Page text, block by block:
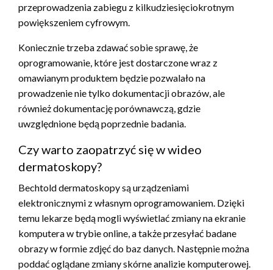
przeprowadzenia zabiegu z kilkudziesięciokrotnym
powiększeniem cyfrowym.
Koniecznie trzeba zdawać sobie sprawę, że
oprogramowanie, które jest dostarczone wraz z
omawianym produktem będzie pozwalało na
prowadzenie nie tylko dokumentacji obrazów, ale
również dokumentację porównawczą, gdzie
uwzględnione będą poprzednie badania.
Czy warto zaopatrzyć się w wideo
dermatoskopy?
Bechtold dermatoskopy są urządzeniami
elektronicznymi z własnym oprogramowaniem. Dzięki
temu lekarze będą mogli wyświetlać zmiany na ekranie
komputera w trybie online, a także przesyłać badane
obrazy w formie zdjęć do baz danych. Następnie można
poddać oglądane zmiany skórne analizie komputerowej.